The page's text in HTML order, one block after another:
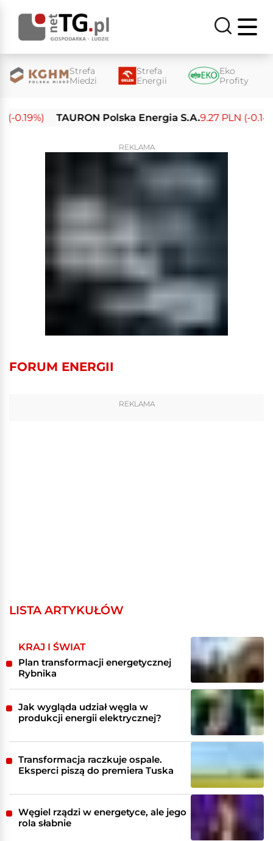
Strefa
Miedzi
Strefa
Energii
Eko
Profity
TAURON Polska Energia S.A.9.27 PLN (-0.14%)
REKLAMA
FORUM ENERGII
REKLAMA
LISTA ARTYKUŁÓW
KRAJ I ŚWIAT
Plan transformacji energetycznej
Rybnika
Jak wygląda udział węgla w
produkcji energii elektrycznej?
Transformacja raczkuje ospale.
Eksperci piszą do premiera Tuska
Węgiel rządzi w energetyce, ale jego
rola słabnie